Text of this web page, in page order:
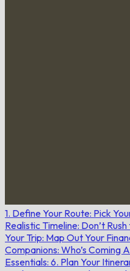
1. Define Your Route: Pick
Realistic Timeline: Don’t
Your Trip: Map Out Your
Companions: Who’s Coming
Essentials: 6. Plan Your